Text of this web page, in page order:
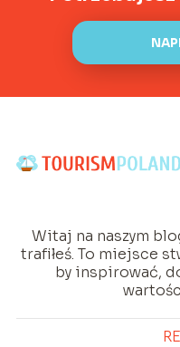
Witaj na naszym
trafiłeś. To miejsce
by inspirować,